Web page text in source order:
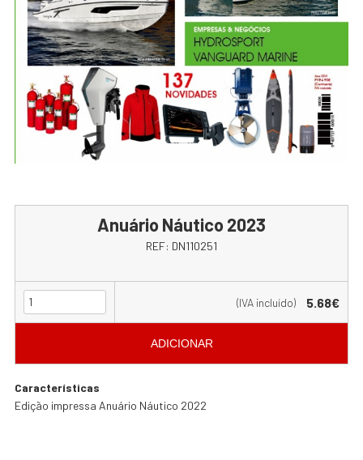
Anuário Náutico 2023
REF: DN110251
(IVA incluído) 5.68€
ADICIONAR
Características
Edição impressa Anuário Náutico 2022